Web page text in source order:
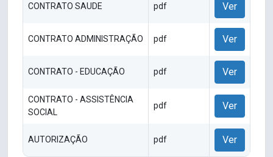
CONTRATO SAUDE pdf Ver
CONTRATO ADMINISTRAÇÃO pdf Ver
CONTRATO - EDUCAÇÃO pdf Ver
CONTRATO - ASSISTÊNCIA
SOCIAL
pdf Ver
AUTORIZAÇÃO pdf Ver